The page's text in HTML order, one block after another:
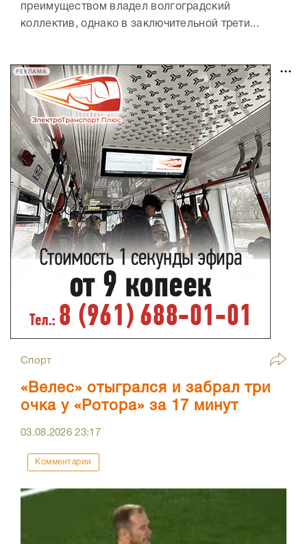
преимуществом владел волгоградский
коллектив, однако в заключительной трети...
РЕКЛАМА
Спорт
«Велес» отыгрался и забрал три
очка у «Ротора» за 17 минут
03.08.202623:17
Комментарии